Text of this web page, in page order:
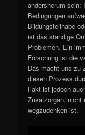
andersherum sein:
Bedingungen
Bildungsteilhabe
ist das ständige
Problemen. Ein
Forschung ist die
Das macht uns zu
diesen Prozess
Fakt ist jedoch
Zusatzorgan, nicht
wegzudenken ist.